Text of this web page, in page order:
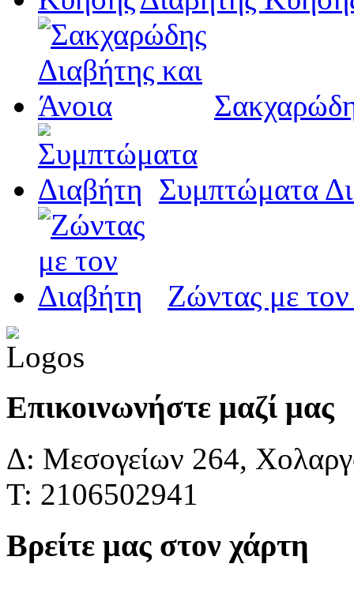
Συμπτώματα
Ζώντας με
Επικοινωνήστε μαζί μας
Δ: Μεσογείων 264,
Τ: 2106502941
Βρείτε μας στον χάρτη